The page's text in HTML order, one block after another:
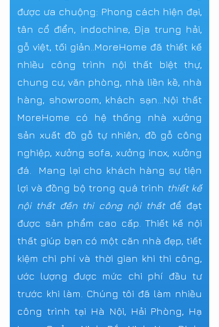
được ưa chuộng: Phong cách hiện đại,
tân cổ điển, indochine, Địa trung hải,
gỗ việt, tối giản..MoreHome đã thiết kế
nhiều công trình nội thất biệt thự,
chung cư, văn phòng, nhà liền kề, nhà
hàng, showroom, khách sạn...Nội thất
MoreHome có hệ thống nhà xưởng
sản xuất đồ gỗ tự nhiên, đồ gỗ công
nghiệp, xưởng sofa, xưởng inox, xưởng
đá. Mang lại cho khách hàng sự tiện
lợi và đồng bộ trong quá trình thiết kế
nội thất đến thi công nội thấtđể đạt
được sản phẩm cao cấp. Thiết kế nội
thất giúp bạn có một căn nhà đẹp, tiết
kiệm chi phí và thời gian khi thi công,
ước lượng được mức chi phí đầu tư
trước khi làm. Chúng tôi đã làm nhiều
công trình tại Hà Nội, Hải Phòng, Hạ